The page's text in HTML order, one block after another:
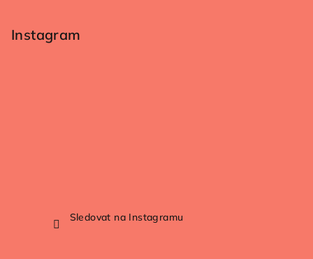
Instagram
Sledovat na Instagramu